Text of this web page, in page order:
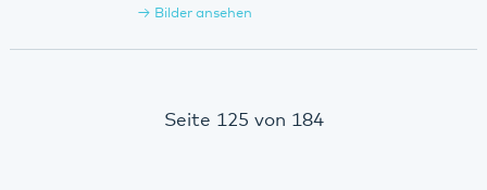
Bilder ansehen
Seite 125 von 184